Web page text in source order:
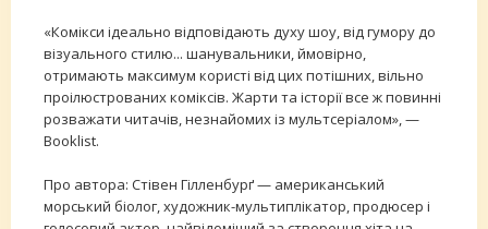
«Комікси ідеально відповідають духу шоу, від гумору до
візуального стилю... шанувальники, ймовірно,
отримають максимум користі від цих потішних, вільно
проілюстрованих коміксів. Жарти та історії все ж повинні
розважати читачів, незнайомих із мультсеріалом», —
Booklist.
Про автора: Стівен Гілленбурґ — американський
морський біолог, художник-мультиплікатор, продюсер і